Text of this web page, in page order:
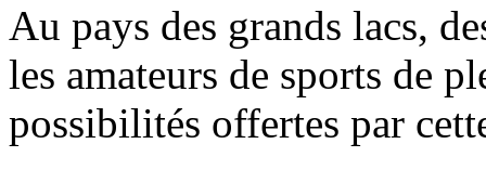
Au pays des grands lacs,
les amateurs de sports de
possibilités offertes par